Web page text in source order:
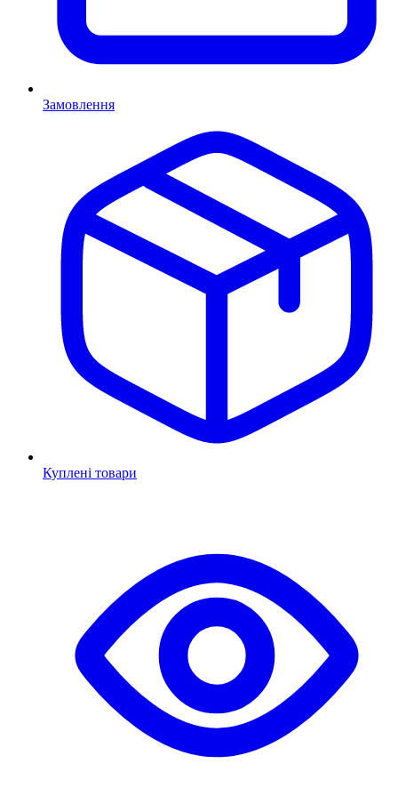
Замовлення
Куплені товари